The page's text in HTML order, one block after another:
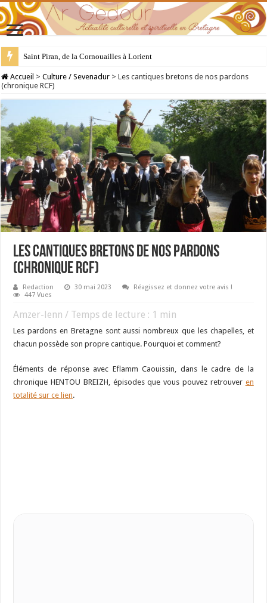
28 juillet : Saint Samson de Dol, père de la Bretagne chrétienne
Accueil > Culture / Sevenadur > Les cantiques bretons de nos pardons
(chronique RCF)
Les cantiques bretons de nos pardons
(chronique RCF)
Redaction 30 mai 2023
Réagissez et donnez votre avis !
447 Vues
Amzer-lenn / Temps de lecture : 1 min
Les pardons en Bretagne sont aussi nombreux que les chapelles, et
chacun possède son propre cantique. Pourquoi et comment?
Éléments de réponse avec Eflamm Caouissin, dans le cadre de la
chronique HENTOU BREIZH, épisodes que vous pouvez retrouver en
totalité sur ce lien.